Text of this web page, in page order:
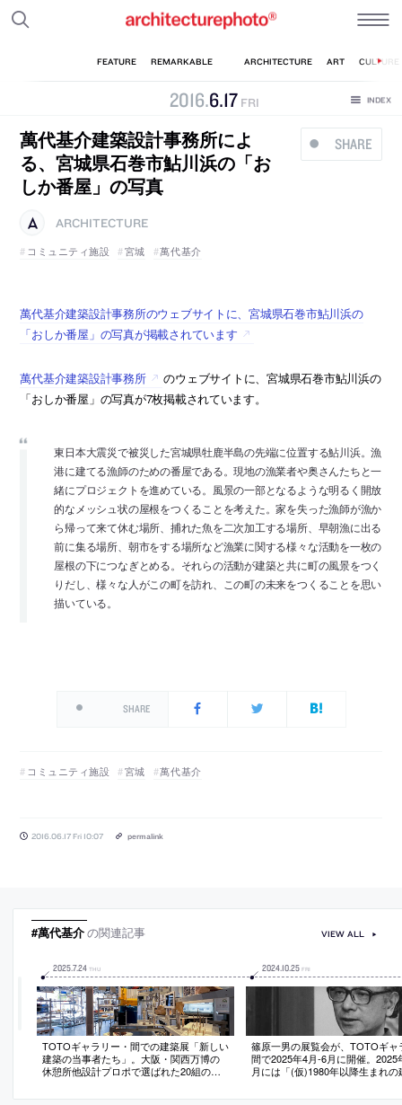
2016.6.17 FRI
SHARE
萬代基介建築設計事務所によ
る、宮城県石巻市鮎川浜の「お
しか番屋」の写真
ARCHITECTURE
コミュニティ施設
宮城 萬代基介
萬代基介建築設計事務所のウェブサイトに、宮城県石巻市鮎川浜の
「おしか番屋」の写真が掲載されています
萬代基介建築設計事務所
のウェブサイトに、宮城県石巻市鮎川浜の
「おしか番屋」の写真が7枚掲載されています。
東日本大震災で被災した宮城県牡鹿半島の先端に位置する鮎川浜。漁
港に建てる漁師のための番屋である。現地の漁業者や奥さんたちと一
緒にプロジェクトを進めている。風景の一部となるような明るく開放
的なメッシュ状の屋根をつくることを考えた。家を失った漁師が漁か
ら帰って来て休む場所、捕れた魚を二次加工する場所、早朝漁に出る
前に集る場所、朝市をする場所など漁業に関する様々な活動を一枚の
屋根の下につなぎとめる。それらの活動が建築と共に町の風景をつく
りだし、様々な人がこの町を訪れ、この町の未来をつくることを思い
描いている。
SHARE
コミュニティ施設 宮城 萬代基介
2016.06.17 Fri 10:07 permalink
#萬代基介の関連記事
2025.7.24 THU
TOTOギャラリー・間での建築展「新しい
建築の当事者たち」。大阪・関西万博の
休憩所他設計プロポで選ばれた20組のグ
過程を、模型や資料を通じて紹介。様々
2024.10.25 FRI
篠原一男の展覧会が、TOTOギャ
間で2025年4月-6月に開催。2025
月には「(仮)1980年以降生まれの
VIEW ALL